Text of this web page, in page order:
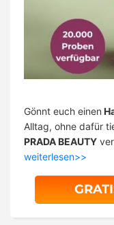
Gönnt euch einen
Alltag, ohne dafür
PRADA BEAUTY
weiterlesen>>